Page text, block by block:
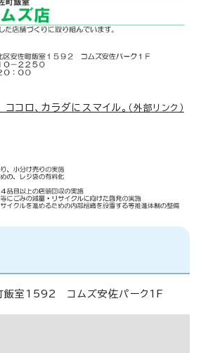
コロ、カラダにスマイル。 （外部リンク）
飯室1592 コムズ安佐パーク1F